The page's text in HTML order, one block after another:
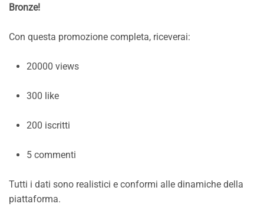
Bronze!
Con questa promozione completa, riceverai:
20000 views
300 like
200 iscritti
5 commenti
Tutti i dati sono realistici e conformi alle dinamiche della
piattaforma.